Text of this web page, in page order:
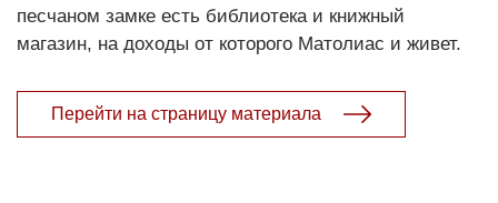
песчаном замке есть библиотека и книжный
магазин, на доходы от которого Матолиас и живет.
Перейти на страницу материала